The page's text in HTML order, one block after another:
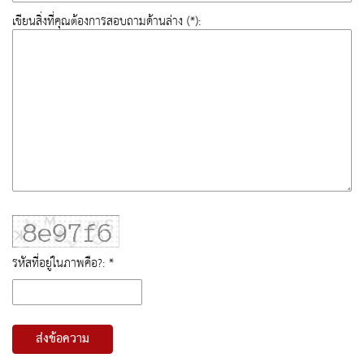
เขียนสิ่งที่คุณต้องการสอบถามด้านล่าง (*):
รหัสที่อยู่ในภาพคือ?: *
ส่งข้อความ